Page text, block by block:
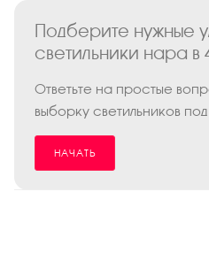
Подберите нужные
светильники нара в
Ответьте на простые
выборку светильников
НАЧАТЬ